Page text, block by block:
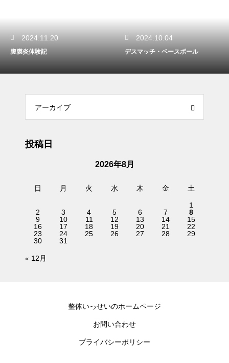
2024.11.20
腹膜炎体験記
2024.10.04
デスマッチ・ベースボール
アーカイブ
投稿日
2026年8月
日 月 火 水 木 金 土
1
2
3 4 5 6 7
8
9
10 11 12 13 14
15
16
17 18 19 20 21
22
23
24 25 26 27 28
29
30
31
« 12月
整体いっせいのホームページ
お問い合わせ
プライバシーポリシー